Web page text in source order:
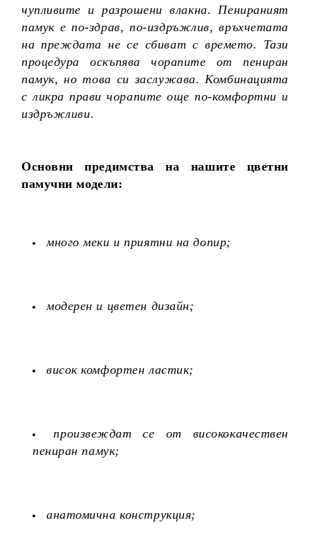
чупливите и разрошени влакна. Пенираният
памук е по-здрав, по-издръжлив, връхчетата
на преждата не се сбиват с времето. Тази
процедура оскъпява чорапите от пениран
памук, но това си заслужава. Комбинацията
с ликра прави чорапите още по-комфортни и
издръжливи.
Основни предимства на нашите цветни
памучни модели:
много меки и приятни на допир;
модерен и цветен дизайн;
висок комфортен ластик;
произвеждат се от висококачествен
пениран памук;
анатомична конструкция;